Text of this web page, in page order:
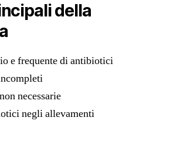
della
e frequente di antibiotici
necessarie
negli allevamenti